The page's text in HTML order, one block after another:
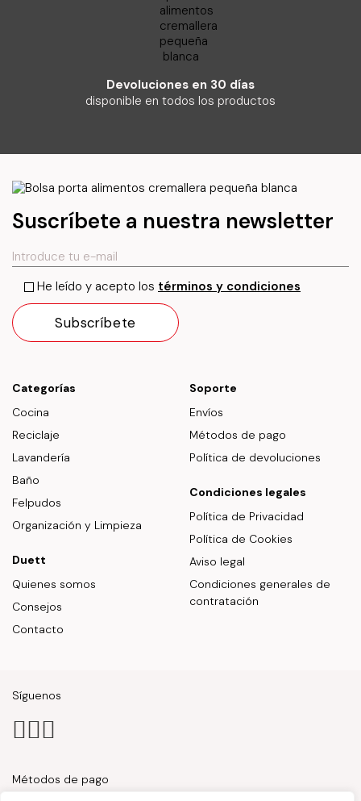
Devoluciones en 30 días
disponible en todos los productos
Suscríbete a nuestra newsletter
He leído y acepto los términos y condiciones
Categorías
Cocina
Reciclaje
Lavandería
Baño
Felpudos
Organización y Limpieza
Duett
Quienes somos
Consejos
Contacto
Soporte
Envíos
Métodos de pago
Política de devoluciones
Condiciones legales
Política de Privacidad
Política de Cookies
Aviso legal
Condiciones generales de
contratación
Síguenos
Métodos de pago